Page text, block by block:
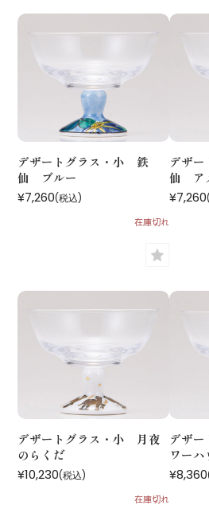
デザートグラス・小 鉄
仙 ブルー
¥7,260(税込)
在庫切れ
デザ
仙 ア
¥7,260
デザートグラス・小 月夜
のらくだ
¥10,230(税込)
在庫切れ
デザ
ワーハ
¥8,360